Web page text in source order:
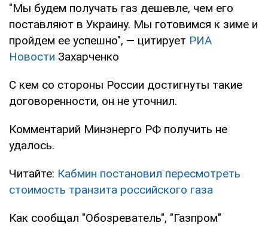
"Мы будем получать газ дешевле, чем его
поставляют в Украину. Мы готовимся к зиме и
пройдем ее успешно", — цитирует РИА
Новости Захарченко
С кем со стороны России достигнуты такие
договоренности, он не уточнил.
Комментарий Минэнерго РФ получить не
удалось.
Читайте: Кабмин постановил пересмотреть
стоимость транзита российского газа
Как сообщал "Обозреватель", "Газпром"